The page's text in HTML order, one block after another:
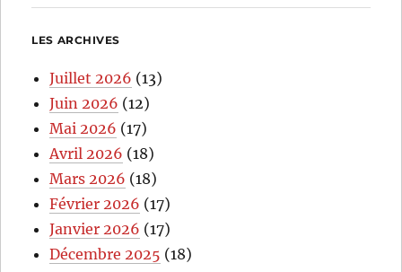
LES ARCHIVES
Juillet 2026 (13)
Juin 2026 (12)
Mai 2026 (17)
Avril 2026 (18)
Mars 2026 (18)
Février 2026 (17)
Janvier 2026 (17)
Décembre 2025 (18)